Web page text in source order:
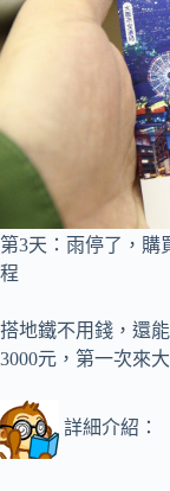
第3天 ：雨停了，
程
搭地鐵不用錢，還
3000元，第一次來
詳細介紹：